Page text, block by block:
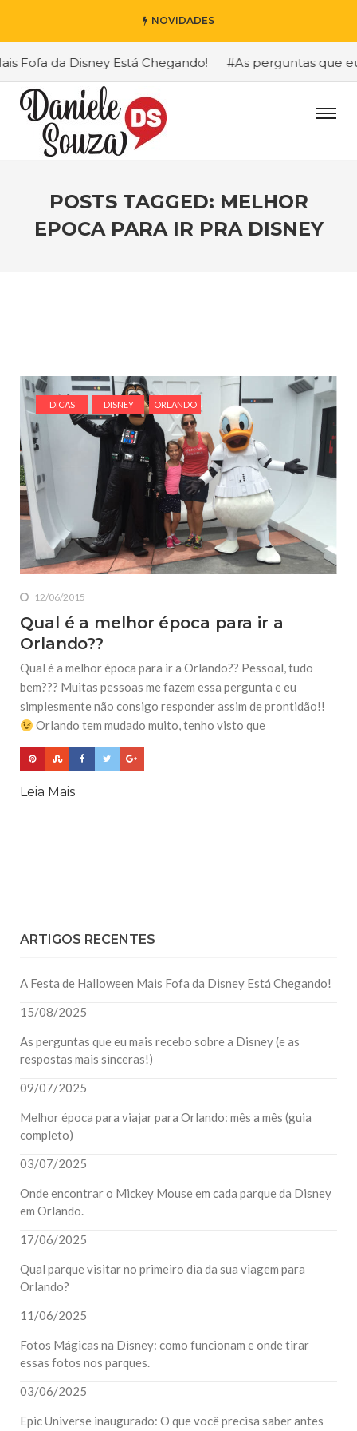
NOVIDADES
da Disney Está Chegando! #As perguntas que eu
POSTS TAGGED: MELHOR
EPOCA PARA IR PRA DISNEY
DICAS DISNEY ORLANDO
12/06/2015
Qual é a melhor época para ir a
Orlando??
Qual é a melhor época para ir a Orlando?? Pessoal, tudo
bem??? Muitas pessoas me fazem essa pergunta e eu
simplesmente não consigo responder assim de prontidão!!
Orlando tem mudado muito, tenho visto que
Leia Mais
ARTIGOS RECENTES
A Festa de Halloween Mais Fofa da Disney Está Chegando!
15/08/2025
As perguntas que eu mais recebo sobre a Disney (e as
respostas mais sinceras!)
09/07/2025
Melhor época para viajar para Orlando: mês a mês (guia
completo)
03/07/2025
Onde encontrar o Mickey Mouse em cada parque da Disney
em Orlando.
17/06/2025
Qual parque visitar no primeiro dia da sua viagem para
Orlando?
11/06/2025
Fotos Mágicas na Disney: como funcionam e onde tirar
essas fotos nos parques.
03/06/2025
Epic Universe inaugurado: O que você precisa saber antes